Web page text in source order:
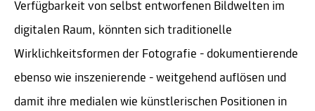
Verfügbarkeit von selbst entworfenen Bildwelten im
digitalen Raum, könnten sich traditionelle
Wirklichkeitsformen der Fotografie - dokumentierende
ebenso wie inszenierende - weitgehend auflösen und
damit ihre medialen wie künstlerischen Positionen in